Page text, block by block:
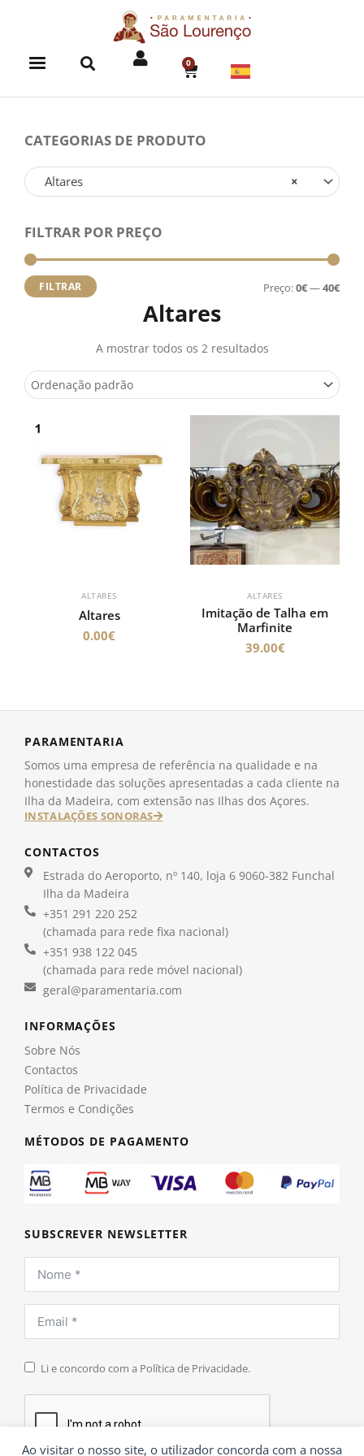
Ao visitar o nosso site, o utilizador concorda com a nossa
0
CART
CATEGORIAS DE PRODUTO
×
Altares
FILTRAR POR PREÇO
FILTRAR Preço:0€—40€
Altares
A mostrar todos os 2 resultados
ALTARES
Altares
0.00€
ALTARES
Imitação de Talha em
Marfinite
39.00€
PARAMENTARIA
Somos uma empresa de referência na qualidade e na
honestidade das soluções apresentadas a cada cliente na
Ilha da Madeira, com extensão nas Ilhas dos Açores.
INSTALAÇÕES SONORAS
CONTACTOS
Estrada do Aeroporto, nº 140, loja 6 9060-382 Funchal
Ilha da Madeira
+351 291 220 252
(chamada para rede fixa nacional)
+351 938 122 045
(chamada para rede móvel nacional)
geral@paramentaria.com
INFORMAÇÕES
Sobre Nós
Contactos
Política de Privacidade
Termos e Condições
MÉTODOS DE PAGAMENTO
SUBSCREVER NEWSLETTER
Li e concordo com a Política de Privacidade.